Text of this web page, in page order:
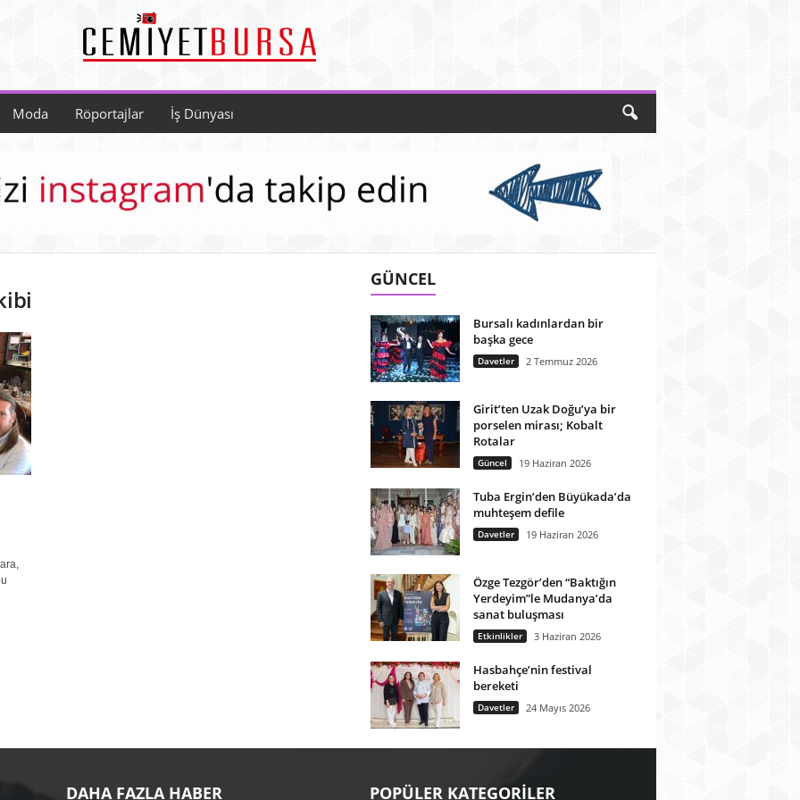
Moda Röportajlar İş Dünyası
GÜNCEL
Bursalı kadınlardan bir
başka gece
Davetler 2 Temmuz 2026
Girit’ten Uzak Doğu’ya bir
porselen mirası; Kobalt
Rotalar
Güncel 19 Haziran 2026
Tuba Ergin’den Büyükada’da
muhteşem defile
Davetler 19 Haziran 2026
Özge Tezgör’den “Baktığın
Yerdeyim”le Mudanya’da
sanat buluşması
Etkinlikler 3 Haziran 2026
Hasbahçe’nin festival
bereketi
Davetler 24 Mayıs 2026
DAHA FAZLA HABER POPÜLER KATEGORİLER